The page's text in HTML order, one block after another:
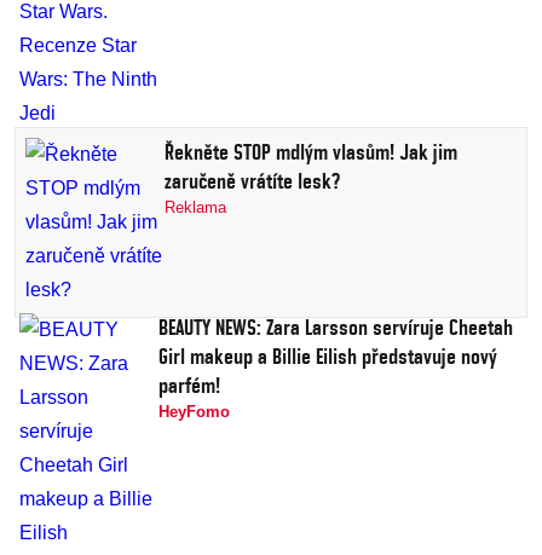
Řekněte STOP mdlým vlasům! Jak jim
zaručeně vrátíte lesk?
Reklama
BEAUTY NEWS: Zara Larsson servíruje Cheetah
Girl makeup a Billie Eilish představuje nový
parfém!
HeyFomo